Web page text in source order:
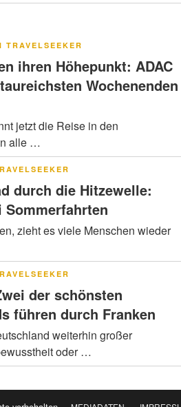
TRAVELSEEKER
ihren Höhepunkt: ADAC
Wochenenden
jetzt die Reise in den
alle …
durch die Hitzewelle:
Sommerfahrten
zieht es viele Menschen wieder
der schönsten
führen durch Franken
weiterhin großer
oder …